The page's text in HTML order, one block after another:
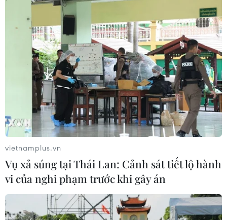
TP. HCM duyệt quy hoạch kiến trúc tuyến
xa lộ Hà Nội
16/03/2014 11:00
Trục xa lộ Hà Nội có chiều dài gần 15km - bắt đầu từ
cầu Sài Gòn (Quận 2) đến cuối tuyến là Công viên Lịch
sử-Văn hóa dân tộc (Quận 9).
vietnamplus.vn
Vụ xả súng tại Thái Lan: Cảnh sát tiết lộ hành
vi của nghi phạm trước khi gây án